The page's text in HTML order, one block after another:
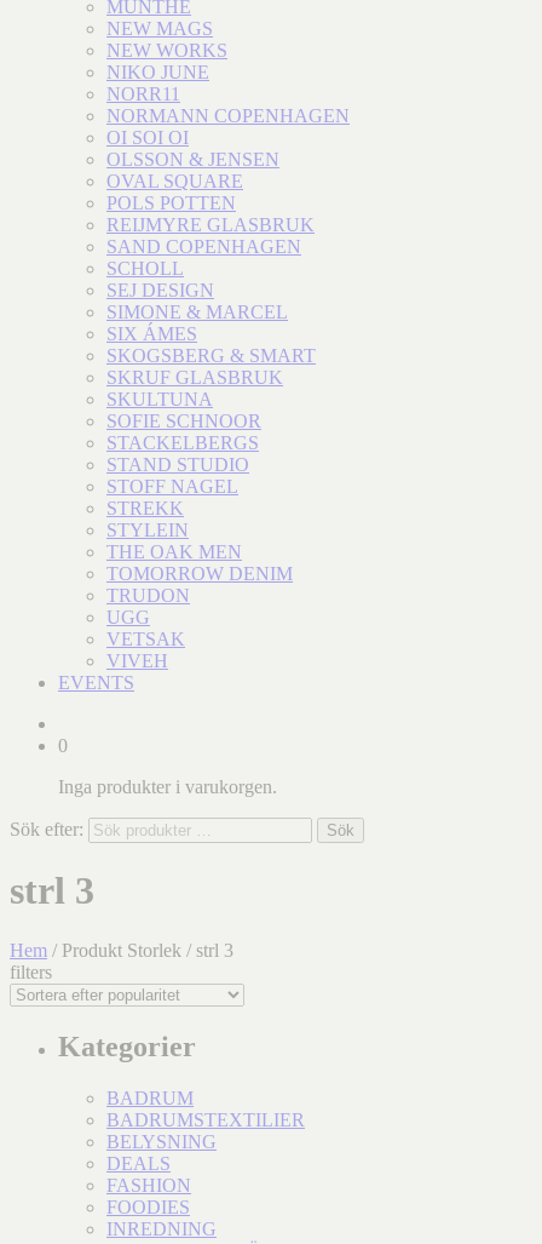
MUNTHE
NEW MAGS
NEW WORKS
NIKO JUNE
NORR11
NORMANN COPENHAGEN
OI SOI OI
OLSSON & JENSEN
OVAL SQUARE
POLS POTTEN
REIJMYRE GLASBRUK
SAND COPENHAGEN
SCHOLL
SEJ DESIGN
SIMONE & MARCEL
SIX ÁMES
SKOGSBERG & SMART
SKRUF GLASBRUK
SKULTUNA
SOFIE SCHNOOR
STACKELBERGS
STAND STUDIO
STOFF NAGEL
STREKK
STYLEIN
THE OAK MEN
TOMORROW DENIM
TRUDON
UGG
VETSAK
VIVEH
EVENTS
0
Inga produkter i varukorgen.
Sök efter: Sök
strl 3
Hem / Produkt Storlek / strl 3
filters
Kategorier
BADRUM
BADRUMSTEXTILIER
BELYSNING
DEALS
FASHION
FOODIES
INREDNING